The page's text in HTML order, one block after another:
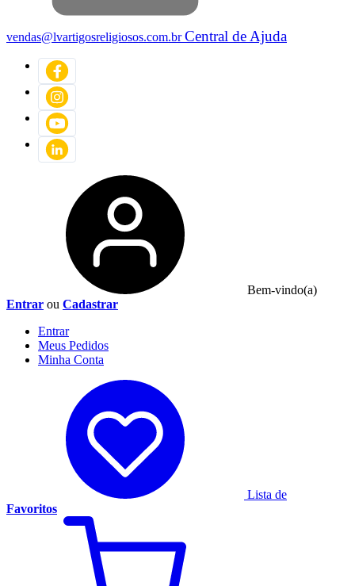
vendas@lvartigosreligiosos.com.brCentral de Ajuda
Bem-vindo(a)
Entrar ou Cadastrar
Entrar
Meus Pedidos
Minha Conta
Lista de
Favoritos